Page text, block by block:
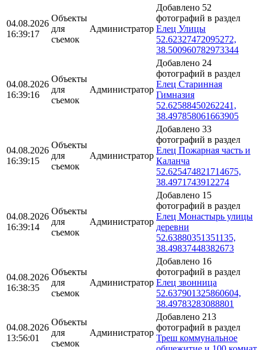
04.08.2026
16:39:17
Объекты
для
съемок
Администратор
Добавлено 52
фотографий в раздел
Елец Улицы
52.62327472095272,
38.500960782973344
04.08.2026
16:39:16
Объекты
для
съемок
Администратор
Добавлено 24
фотографий в раздел
Елец Старинная
Гимназия
52.62588450262241,
38.497858061663905
04.08.2026
16:39:15
Объекты
для
съемок
Администратор
Добавлено 33
фотографий в раздел
Елец Пожарная часть и
Каланча
52.625474821714675,
38.4971743912274
04.08.2026
16:39:14
Объекты
для
съемок
Администратор
Добавлено 15
фотографий в раздел
Елец Монастырь улицы
деревни
52.63880351351135,
38.49837448382673
04.08.2026
16:38:35
Объекты
для
съемок
Администратор
Добавлено 16
фотографий в раздел
Елец звонница
52.637901325860604,
38.49783283088801
04.08.2026
13:56:01
Объекты
для
съемок
Администратор
Добавлено 213
фотографий в раздел
Треш коммунальное